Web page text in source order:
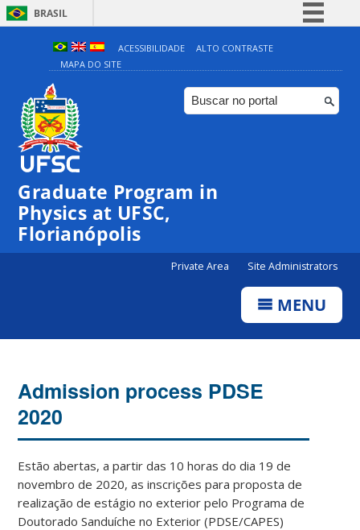
BRASIL
Simplifique!
Comunica BR
Participe
ACESSIBILIDADE
ALTO CONTRASTE
MAPA DO SITE
Graduate Program in
Physics at UFSC,
Florianópolis
Private Area Site Administrators
MENU
Admission process PDSE
2020
Estão abertas, a partir das 10 horas do dia 19 de
novembro de 2020, as inscrições para proposta de
realização de estágio no exterior pelo Programa de
Doutorado Sanduíche no Exterior (PDSE/CAPES)